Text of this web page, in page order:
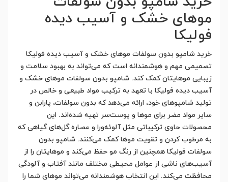
موهای خشک و آسیب دیده
فولیکا
خرید شامپو بدون سولفات موهای خشک و آسیب دیده فولیکا
تصمیمی مهم و هوشمندانه است که می‌تواند به بهبود سلامت و
زیبایی موهایتان کمک کند. شامپو بدون سولفات موهای خشک و
آسیب دیده فولیکا با تعهد به ترکیب مواد طبیعی و خالص در
تولید شامپوهای خود، ارائه می‌دهد که بدون سولفات، پارابن و
سایر مواد مضر برای موها و پوست‌سر تهیه شده‌اند. این
محصولات حاوی ترکیباتی مثل آلوئه‌ورا و عصاره گل‌های گیاهی که
به مرطوب کردن و تقویت موها کمک می‌کنند. شامپو بدون
سولفات فولیکا همچنین از رنگ مو حفظ می‌کند و موهایتان را از
آسیب‌های ناشی از عوامل محیطی مختلف مانند آفتاب و آلودگی
محافظت می‌کند. این انتخاب هوشمندانه می‌تواند موهای شما را